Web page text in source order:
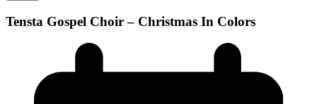
Tensta Gospel Choir – Christmas In Colors